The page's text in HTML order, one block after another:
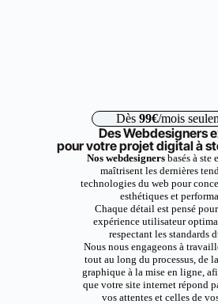
Dès 99€/mois
Des Webdesigners
pour votre projet digital à
Nos webdesignersbasés à ste
maîtrisent les dernières
technologies du web pour
esthétiques et
Chaque détail est pensé
expérience utilisateur
respectant les standards
Nous nous engageons à
tout au long du processus, de
graphique à la mise en ligne,
que votre site internet répond
vos attentes et celles de